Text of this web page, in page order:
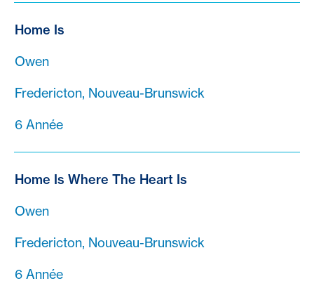
Home Is
Owen
Fredericton, Nouveau-Brunswick
6 Année
Home Is Where The Heart Is
Owen
Fredericton, Nouveau-Brunswick
6 Année